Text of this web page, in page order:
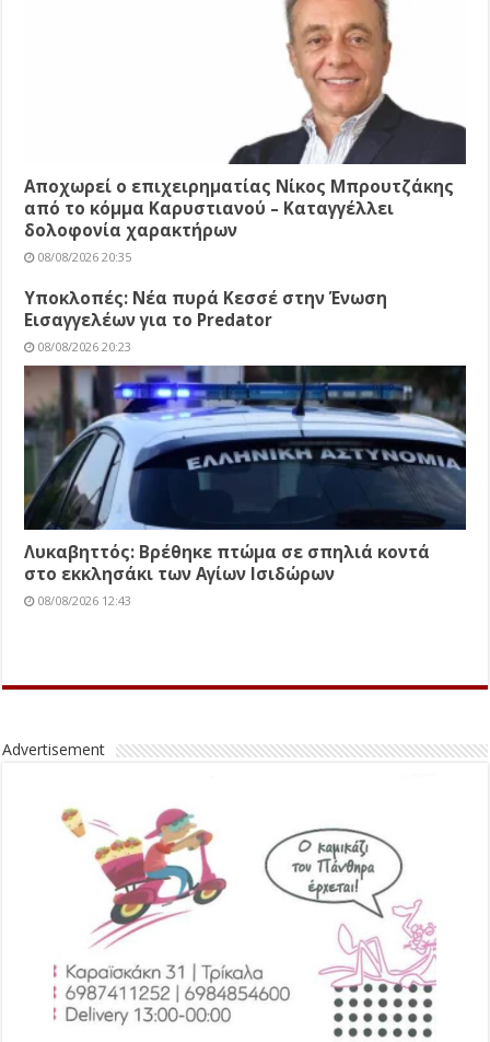
Αποχωρεί ο επιχειρηματίας Νίκος Μπρουτζάκης
από το κόμμα Καρυστιανού – Καταγγέλλει
δολοφονία χαρακτήρων
08/08/2026 20:35
Υποκλοπές: Νέα πυρά Κεσσέ στην Ένωση
Εισαγγελέων για το Predator
08/08/2026 20:23
Λυκαβηττός: Βρέθηκε πτώμα σε σπηλιά κοντά
στο εκκλησάκι των Αγίων Ισιδώρων
08/08/2026 12:43
Advertisement